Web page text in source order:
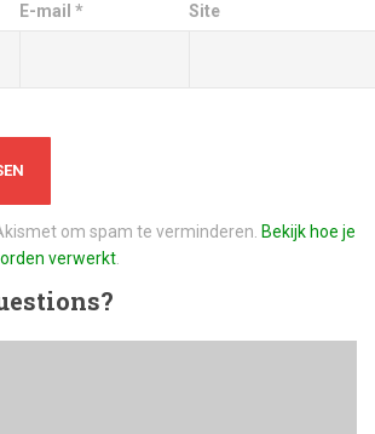
E-mail* Site
om spam te verminderen. Bekijk hoe je
verwerkt.